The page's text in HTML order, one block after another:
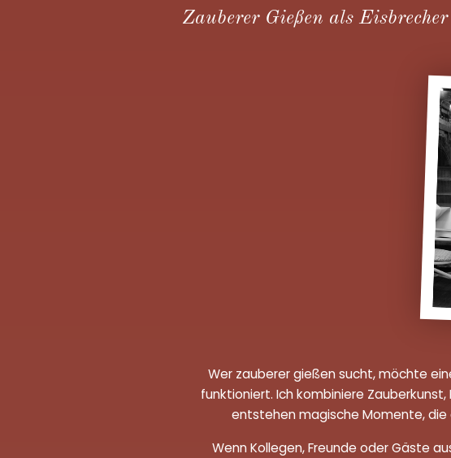
Zauberer Gießen als
Wer zauberer gießen sucht, möchte
funktioniert. Ich kombiniere
entstehen magische Momente, die
Wenn Kollegen, Freunde oder Gäste